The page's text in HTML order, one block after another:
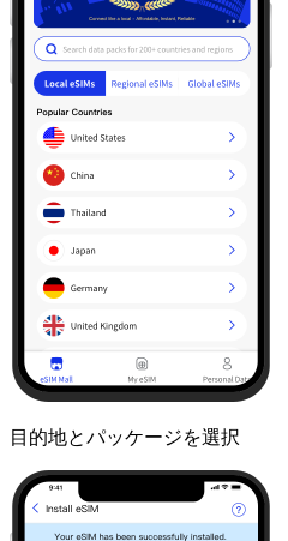
目的地とパッケージを選択